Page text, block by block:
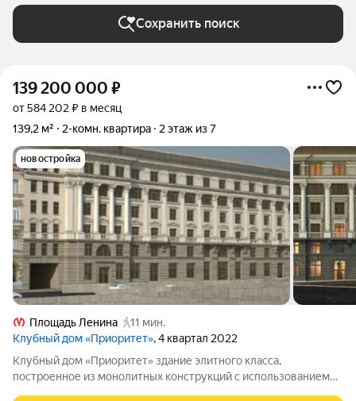
Сохранить поиск
139 200 000 ₽
от 584 202 ₽ в месяц
139,2 м²
2-комн. квартира 2 этаж из 7
новостройка
Площадь Ленина
11 мин.
Клубный дом «Приоритет», 4 квартал 2022
Клубный дом «Приоритет» здание элитного класса,
построенное из монолитных конструкций с использованием